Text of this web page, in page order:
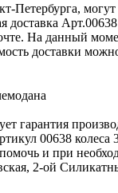
могут
доставка
На данный
доставки
гарантия
00638
и при
2-ой